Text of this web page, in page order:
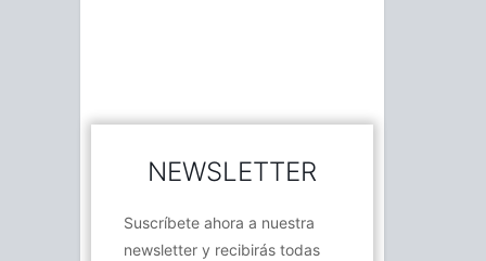
NEWSLETTER
Suscríbete ahora a nuestra
newsletter y recibirás todas